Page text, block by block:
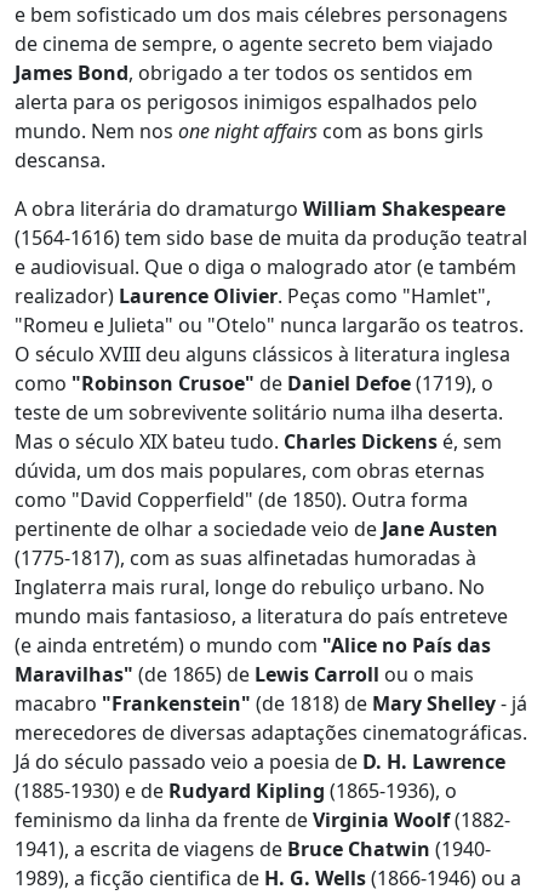
e bem sofisticado um dos mais célebres personagens
de cinema de sempre, o agente secreto bem viajado
James Bond, obrigado a ter todos os sentidos em
alerta para os perigosos inimigos espalhados pelo
mundo. Nem nos one night affairs com as bons girls
descansa.
A obra literária do dramaturgo William Shakespeare
(1564-1616) tem sido base de muita da produção teatral
e audiovisual. Que o diga o malogrado ator (e também
realizador) Laurence Olivier. Peças como "Hamlet",
"Romeu e Julieta" ou "Otelo" nunca largarão os teatros.
O século XVIII deu alguns clássicos à literatura inglesa
como "Robinson Crusoe" de Daniel Defoe(1719), o
teste de um sobrevivente solitário numa ilha deserta.
Mas o século XIX bateu tudo. Charles Dickens é, sem
dúvida, um dos mais populares, com obras eternas
como "David Copperfield" (de 1850). Outra forma
pertinente de olhar a sociedade veio de Jane Austen
(1775-1817), com as suas alfinetadas humoradas à
Inglaterra mais rural, longe do rebuliço urbano. No
mundo mais fantasioso, a literatura do país entreteve
(e ainda entretém) o mundo com "Alice no País das
Maravilhas" (de 1865) de Lewis Carroll ou o mais
macabro "Frankenstein" (de 1818) de Mary Shelley- já
merecedores de diversas adaptações cinematográficas.
Já do século passado veio a poesia de D. H. Lawrence
(1885-1930) e de Rudyard Kipling (1865-1936), o
feminismo da linha da frente deVirginia Woolf(1882-
1941), a escrita de viagens de Bruce Chatwin (1940-
1989), a ficção cientifica de H. G. Wells(1866-1946) ou a